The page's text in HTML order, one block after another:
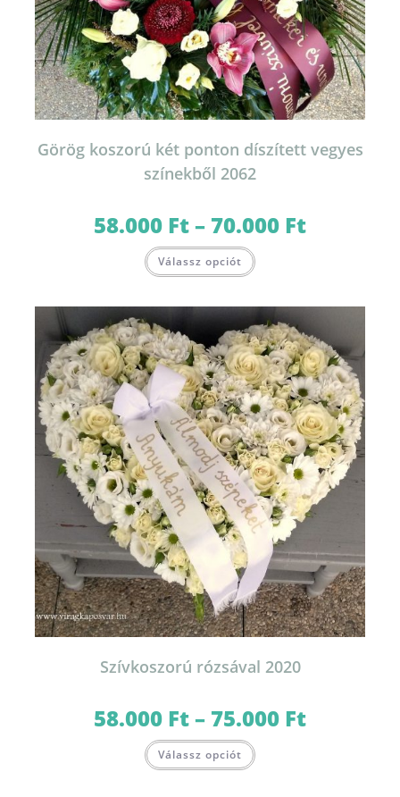
Görög koszorú két ponton díszített vegyes
színekből 2062
58.000 Ft– 70.000 Ft58.000 Ft
Válassz opciót a
van.
A
változatok
a
termékoldalon
választhatók
ki
Szívkoszorú rózsával 2020
58.000 Ft– 75.000 Ft58.000 Ft
Válassz opciót a